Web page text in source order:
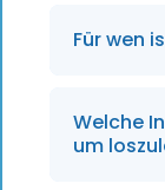
Damit
eines
erfüllt –
Für wen
Welche
um